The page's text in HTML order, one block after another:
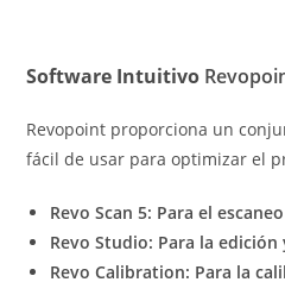
Software Intuitivo
Revopoint proporciona un
fácil de usar para optimizar el
Revo Scan 5: Para el
Revo Studio: Para la
Revo Calibration: Para la